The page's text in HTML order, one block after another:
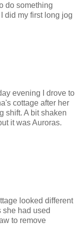
do something
did my first long jog
evening I drove to
cottage after her
shift. A bit shaken
it was Auroras.
looked different
she had used
to remove